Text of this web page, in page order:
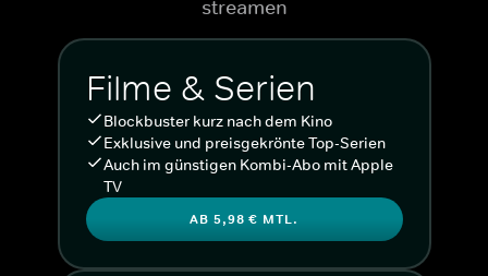
streamen
Filme & Serien
Blockbuster kurz nach dem Kino
Exklusive und preisgekrönte Top-Serien
Auch im günstigen Kombi-Abo mit Apple
TV
AB 5,98 € MTL.